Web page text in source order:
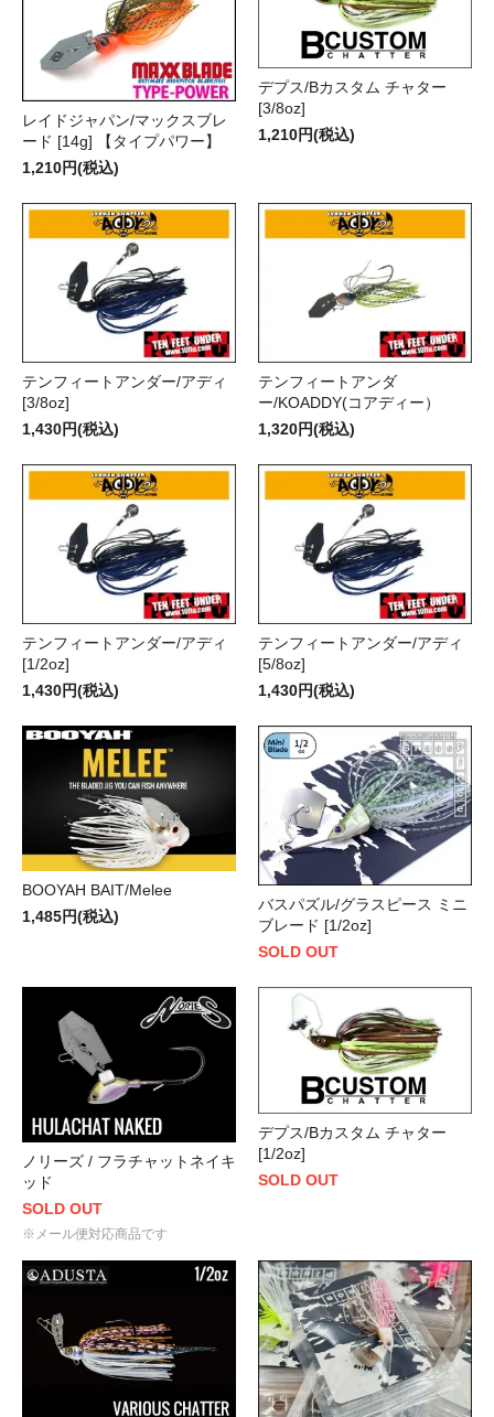
レイドジャパン/マックスブレ
ード [14g] 【タイプパワー】
1,210円(税込)
デプス/Bカスタム チャター
[3/8oz]
1,210円(税込)
テンフィートアンダー/アディ
[3/8oz]
1,430円(税込)
テンフィートアンダ
ー/KOADDY(コアディー）
1,320円(税込)
テンフィートアンダー/アディ
[1/2oz]
1,430円(税込)
テンフィートアンダー/アディ
[5/8oz]
1,430円(税込)
BOOYAH BAIT/Melee
1,485円(税込)
バスパズル/グラスピース ミニ
ブレード [1/2oz]
SOLD OUT
ノリーズ / フラチャットネイキ
ッド
SOLD OUT
※メール便対応商品です
デプス/Bカスタム チャター
[1/2oz]
SOLD OUT